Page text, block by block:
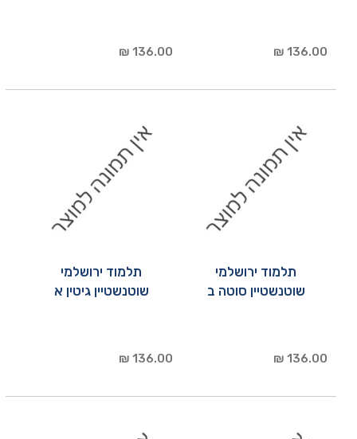
136.00 ₪
136.00 ₪
תלמוד ירושלמי
שוטנשטיין סוטה ב
136.00 ₪
תלמוד ירושלמי
שוטנשטיין גיטין א
136.00 ₪